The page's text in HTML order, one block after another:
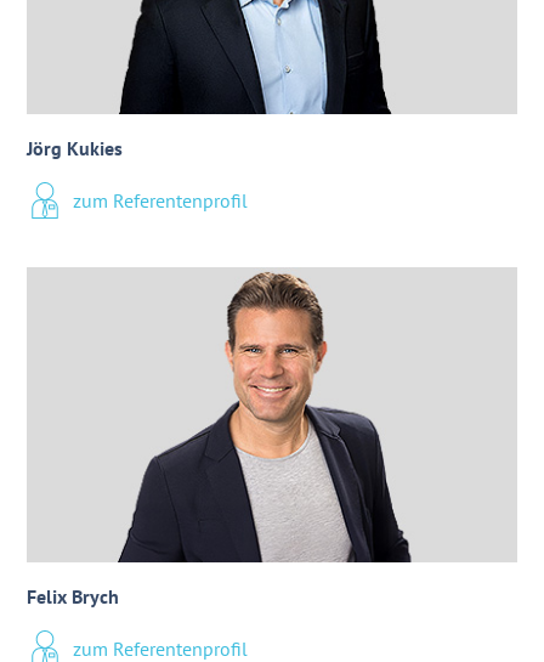
Jörg Kukies
zum Referentenprofil
Felix Brych
zum Referentenprofil